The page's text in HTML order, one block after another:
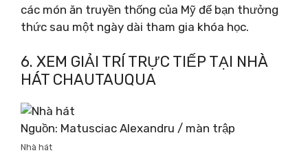
các món ăn truyền thống của Mỹ để bạn thưởng
thức sau một ngày dài tham gia khóa học.
6. XEM GIẢI TRÍ TRỰC TIẾP TẠI NHÀ
HÁT CHAUTAUQUA
Nguồn: Matusciac Alexandru / màn trập
Nhà hát